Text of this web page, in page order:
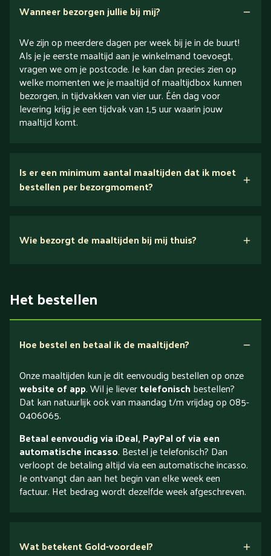
Wanneer bezorgen jullie bij mij?
We zijn op meerdere dagen per week bij je in de buurt!
Als je je eerste maaltijd aan je winkelmand toevoegt,
vragen we om je postcode. Je kan dan precies zien op
welke momenten we je maaltijd of maaltijdbox kunnen
bezorgen, in tijdvakken van vier uur. Één dag voor
levering krijg je een tijdvak van 1,5 uur waarin jouw
maaltijd komt.
Is er een minimum aantal maaltijden dat ik moet
bestellen per bezorgmoment?
Wie bezorgt de maaltijden bij mij thuis?
Het bestellen
Hoe bestel en betaal ik de maaltijden?
Onze maaltijden kun je dit eenvoudig bestellen op onze
website of app. Wil je lievertelefonischbestellen?
Dat kan natuurlijk ook van maandag t/m vrijdag op 085-
0406065.
Betaal eenvoudig via iDeal, PayPal of via een
automatische incasso. Bestel je telefonisch? Dan
verloopt de betaling altijd via een automatische incasso.
Je ontvangt dan aan het begin van elke week een
factuur. Het bedrag wordt dezelfde week afgeschreven.
Wat betekent Gold-voordeel?